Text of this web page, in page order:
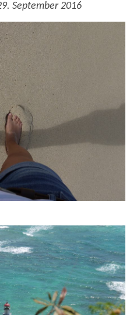
September 2016